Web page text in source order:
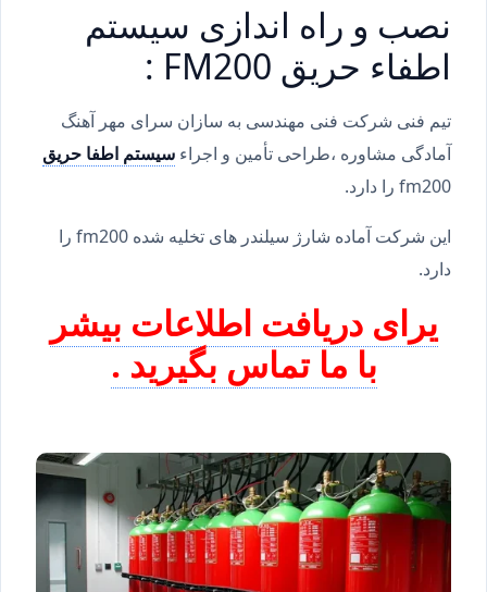
نصب و راه اندازی سیستم
اطفاء حریق FM200 :
تیم فنی شرکت فنی مهندسی به سازان سرای مهر آهنگ
آمادگی مشاوره ،طراحی تأمین و اجراء سیستم اطفا حریق
fm200 را دارد.
این شرکت آماده شارژ سیلندر های تخلیه شده fm200 را
دارد.
یرای دریافت اطلاعات بیشر
با ما تماس بگیرید .